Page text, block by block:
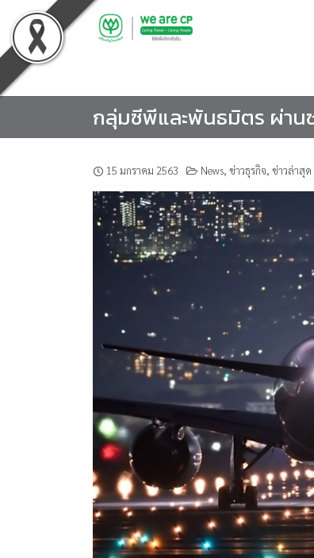
to
content
กลุ่มซีพีและพันธมิตร ผ่าน
15 มกราคม 2563 News, ข่าวธุรกิจ, ข่าวล่าสุด